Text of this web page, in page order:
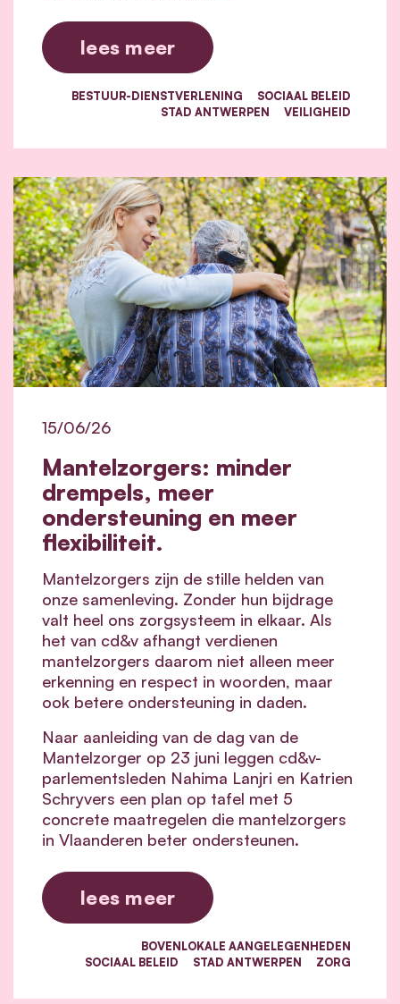
lees meer
BESTUUR-DIENSTVERLENING
SOCIAAL BELEID
STAD ANTWERPEN
VEILIGHEID
Mantelzorgers: minder
drempels, meer
ondersteuning en meer
flexibiliteit.
15/06/26
Mantelzorgers zijn de stille helden van
onze samenleving. Zonder hun bijdrage
valt heel ons zorgsysteem in elkaar. Als
het van cd&v afhangt verdienen
mantelzorgers daarom niet alleen meer
erkenning en respect in woorden, maar
ook betere ondersteuning in daden.
Naar aanleiding van de dag van de
Mantelzorger op 23 juni leggen cd&v-
parlementsleden Nahima Lanjri en Katrien
Schryvers een plan op tafel met 5
concrete maatregelen die mantelzorgers
in Vlaanderen beter ondersteunen.
lees meer
BOVENLOKALE AANGELEGENHEDEN
SOCIAAL BELEID
STAD ANTWERPEN ZORG